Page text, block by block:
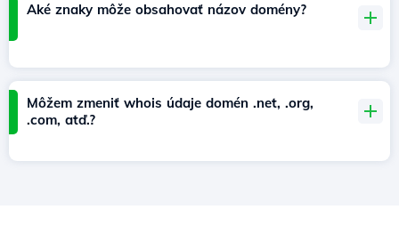
Aké znaky môže obsahovať názov domény?
Môžem zmeniť whois údaje domén .net, .org,
.com, atď.?